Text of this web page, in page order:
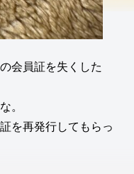
会員証を失くした
。
を再発行してもらっ